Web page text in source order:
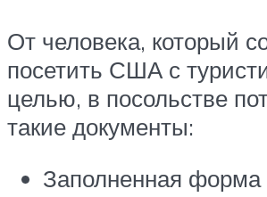
От человека, который
посетить США с
целью, в посольстве
такие документы:
Заполненная форма